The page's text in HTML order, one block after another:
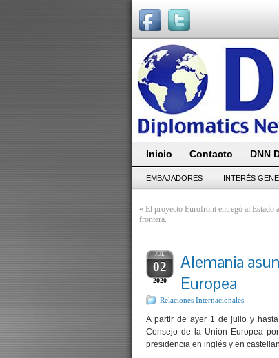
Inicio Contacto DNN
EMBAJADORES INTERÉS
« El proyecto Eurofront entregó al Estado
frontera.
JUL
02
2020
Alemania
Europea
Relaciones Internacionales
A partir de ayer 1 de julio y
Consejo de la Unión Europea
presidencia en inglés y en